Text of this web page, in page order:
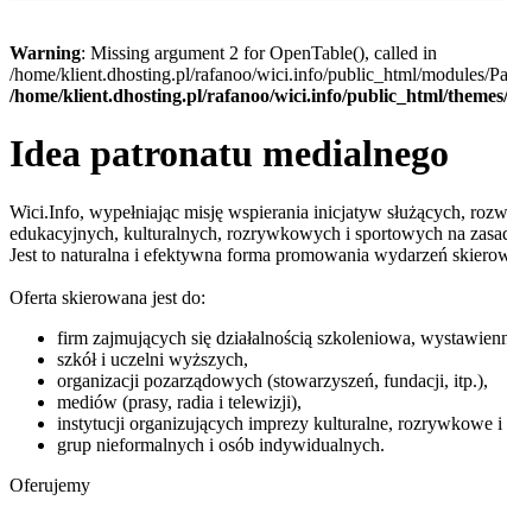
Warning: Missing argument 2 for OpenTable(), called in
/home/klient.dhosting.pl/rafanoo/wici.info/public_html/modules/
/home/klient.dhosting.pl/rafanoo/wici.info/public_html/
Idea patronatu medialnego
Wici.Info, wypełniając misję wspierania inicjatyw służących,
edukacyjnych, kulturalnych, rozrywkowych i sportowych na
Jest to naturalna i efektywna forma promowania wydarzeń
Oferta skierowana jest do:
firm zajmujących się działalnością szkoleniowa,
szkół i uczelni wyższych,
organizacji pozarządowych (stowarzyszeń, fundacji, itp.),
mediów (prasy, radia i telewizji),
instytucji organizujących imprezy kulturalne, rozrywkowe i
grup nieformalnych i osób indywidualnych.
Oferujemy